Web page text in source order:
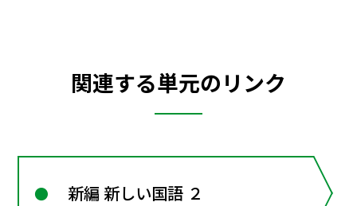
関連する単元のリンク
新編 新しい国語 ２